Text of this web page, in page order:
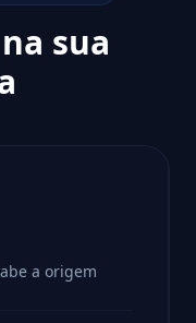
sua
a origem